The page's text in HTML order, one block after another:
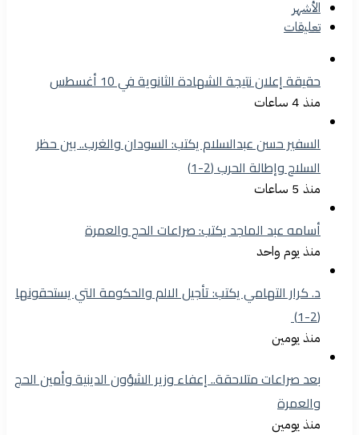
الأشهر
تعليقات
حقيقة إعلان نتيجة الشهادة الثانوية في 10 أغسطس
منذ 4 ساعات
السفير حسن عبدالسلام يكتب: السودان والغرب.. بين حظر
السلاح وإطالة الحرب (2-1)
منذ 5 ساعات
أسامه عبد الماجد يكتب: صراعات الحج والعمرة
منذ يوم واحد
د. كرار التهامي يكتب: تأجيل الالم والحكومة التي يستحقونها
(2-1)
منذ يومين
بعد صراعات متلاحقة.. إعفاء وزير الشؤون الدينية وأمين الحج
والعمرة
منذ يومين